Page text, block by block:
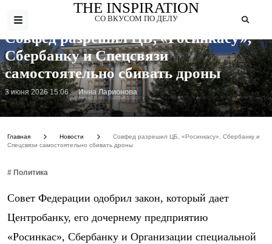
THE INSPIRATION
СО ВКУСОМ ПО ДЕЛУ
Фото:
https://www.m24.ru/b/d/
kcvg.jpg
Совфед разрешил ЦБ, «Росинкасу»,
Сбербанку и Спецсвязи
самостоятельно сбивать дроны
3 июня 2026 15:06 Инна Ларионова
Главная Новости
Совфед разрешил ЦБ, «Росинкасу», Сбербанку и
Спецсвязи самостоятельно сбивать дроны
# Политика
Совет Федерации одобрил закон, который дает
Центробанку, его дочернему предприятию
«Росинкас», Сбербанку и Организации специальной